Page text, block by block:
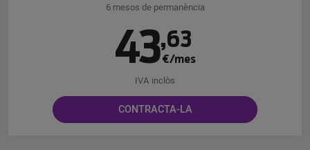
6 mesos de permanència
43,63
€/mes
IVA inclòs
CONTRACTA-LA